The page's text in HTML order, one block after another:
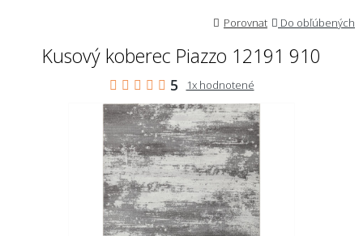
Porovnat Do obľúbených
Kusový koberec Piazzo 12191 910
5 1x hodnotené